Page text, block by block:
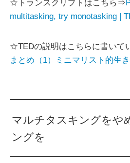
☆トランスクリプトはこちら⇒
multitasking, try monotasking |
☆TEDの説明はこちらに書いて
まとめ（1）ミニマリスト的生
マルチタスキングをや
ングを